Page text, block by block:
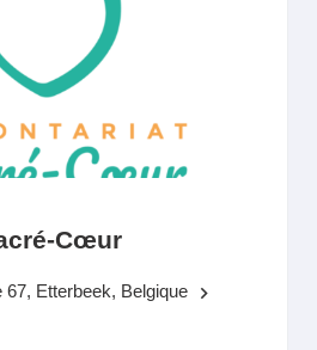
Cœur
67, Etterbeek, Belgique keyboard_arrow_right